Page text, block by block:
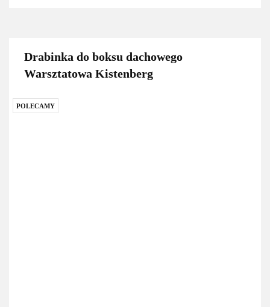
Drabinka do boksu dachowego
Warsztatowa Kistenberg
POLECAMY